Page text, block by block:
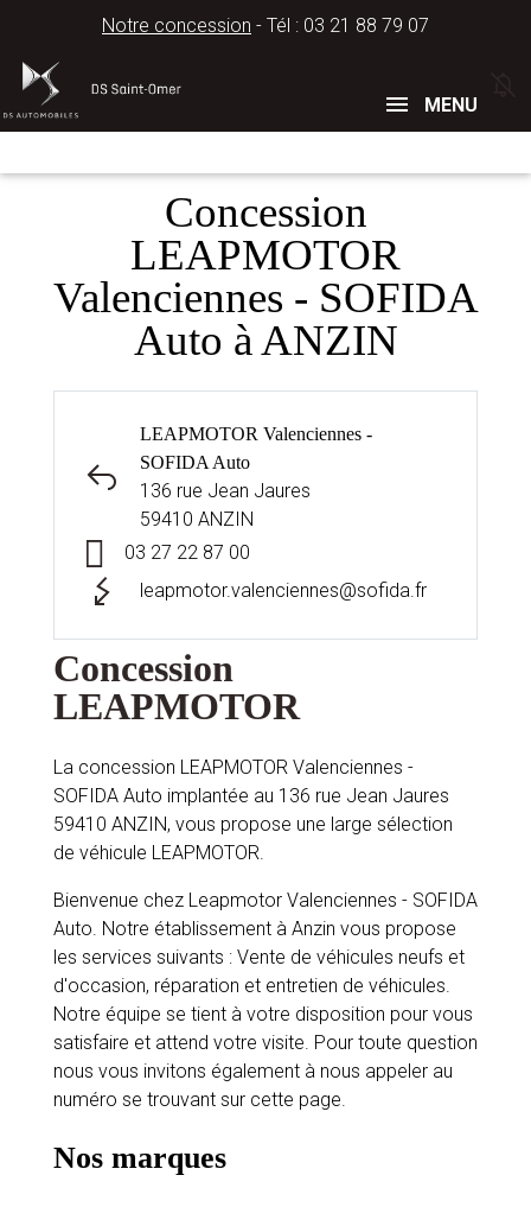
Notre concession - Tél : 03 21 88 79 07
Concessions
MENU
Concession
LEAPMOTOR
Valenciennes - SOFIDA
Auto à ANZIN
LEAPMOTOR Valenciennes -
SOFIDA Auto
136 rue Jean Jaures
59410 ANZIN
03 27 22 87 00
leapmotor.valenciennes@sofida.fr
Concession
LEAPMOTOR
La concession LEAPMOTOR Valenciennes -
SOFIDA Auto implantée au 136 rue Jean Jaures
59410 ANZIN, vous propose une large sélection
de véhicule LEAPMOTOR.
Bienvenue chez Leapmotor Valenciennes - SOFIDA
Auto. Notre établissement à Anzin vous propose
les services suivants : Vente de véhicules neufs et
d'occasion, réparation et entretien de véhicules.
Notre équipe se tient à votre disposition pour vous
satisfaire et attend votre visite. Pour toute question
nous vous invitons également à nous appeler au
numéro se trouvant sur cette page.
Nos marques